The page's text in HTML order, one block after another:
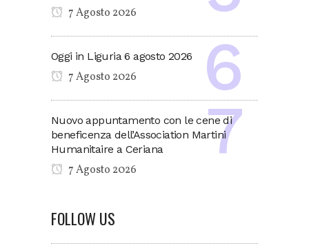
7 Agosto 2026
Oggi in Liguria 6 agosto 2026
7 Agosto 2026
Nuovo appuntamento con le cene di
beneficenza dell’Association Martini
Humanitaire a Ceriana
7 Agosto 2026
FOLLOW US